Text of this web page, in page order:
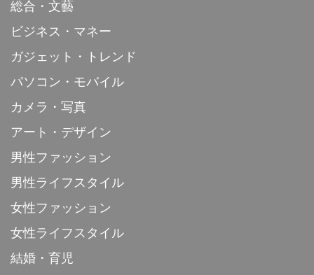
総合・文藝
ビジネス・マネー
ガジェット・トレンド
パソコン・モバイル
カメラ・写真
アート・デザイン
男性ファッション
男性ライフスタイル
女性ファッション
女性ライフスタイル
結婚・育児